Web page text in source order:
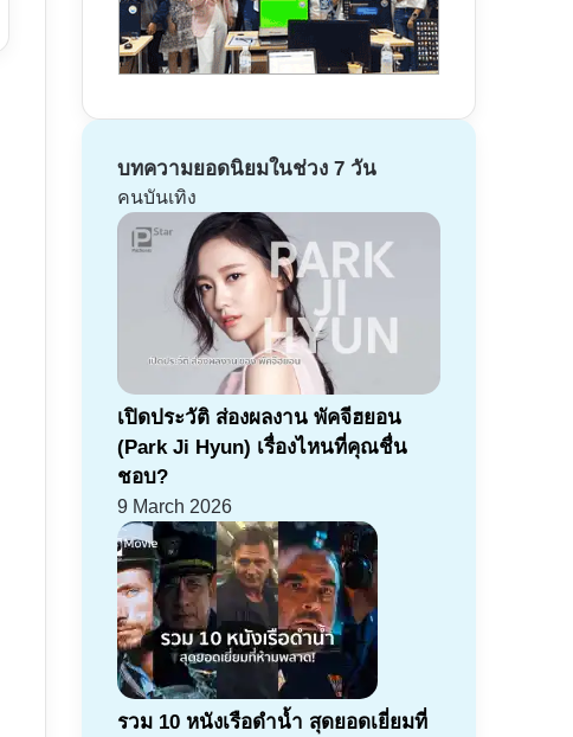
บทความยอดนิยมในช่วง 7 วัน
คนบันเทิง
เปิดประวัติ ส่องผลงาน พัคจีฮยอน
(Park Ji Hyun) เรื่องไหนที่คุณชื่น
ชอบ?
9 March 2026
รวม 10 หนังเรือดำน้ำ สุดยอดเยี่ยมที่